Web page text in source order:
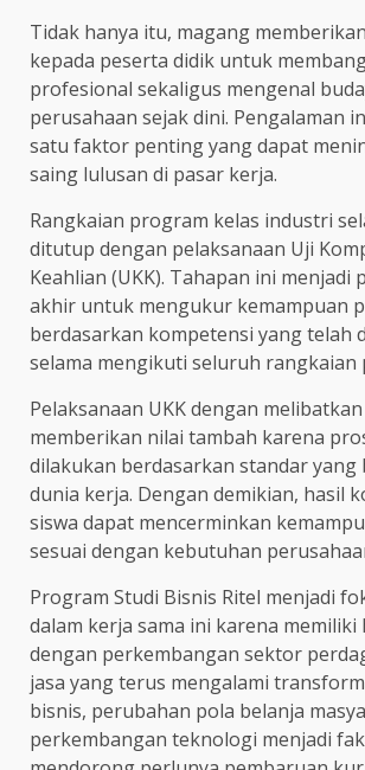
Tidak hanya itu, magang
kepada peserta didik untuk
profesional sekaligus mengenal
perusahaan sejak dini. Pengalaman
satu faktor penting yang dapat
saing lulusan di pasar kerja.
Rangkaian program kelas industri
ditutup dengan pelaksanaan Uji
Keahlian (UKK). Tahapan ini menjadi
akhir untuk mengukur kemampuan
berdasarkan kompetensi yang telah
selama mengikuti seluruh rangkaian
Pelaksanaan UKK dengan
memberikan nilai tambah karena
dilakukan berdasarkan standar yang
dunia kerja. Dengan demikian, hasil
siswa dapat mencerminkan
sesuai dengan kebutuhan
Program Studi Bisnis Ritel menjadi
dalam kerja sama ini karena
dengan perkembangan sektor
jasa yang terus mengalami
bisnis, perubahan pola belanja
perkembangan teknologi menjadi